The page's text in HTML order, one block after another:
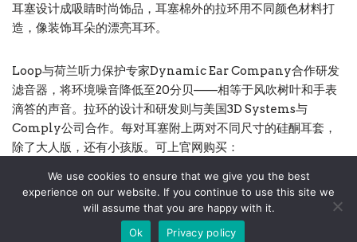
耳塞设计成吸睛时尚饰品，耳塞棉外的拉环用不同颜色材料打
造，像装饰耳朵的漂亮耳环。
Loop与荷兰听力保护专家Dynamic Ear Company合作研发
滤音器，将环境噪音降低至20分贝——相等于风吹树叶和手表
滴答的声音。拉环的设计和研发则与美国3D Systems与
Comply公司合作。每对耳塞附上两对不同尺寸的硅酮耳套，
除了大人版，还有小孩版。可上官网购买：
Privacy Policy Terms And Conditions
We use cookies to ensure that we give you the best
experience on our website. If you continue to use this site we
will assume that you are happy with it.
Ok
Privacy policy